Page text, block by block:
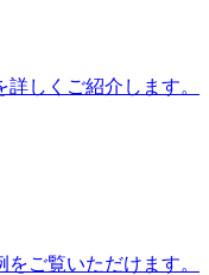
しくご紹介します。
ご覧いただけます。